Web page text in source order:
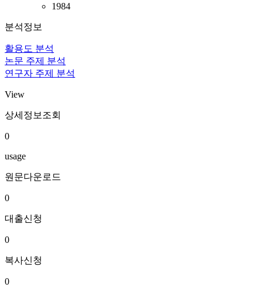
1984
분석정보
활용도 분석
논문 주제 분석
연구자 주제 분석
View
상세정보조회
0
usage
원문다운로드
0
대출신청
0
복사신청
0